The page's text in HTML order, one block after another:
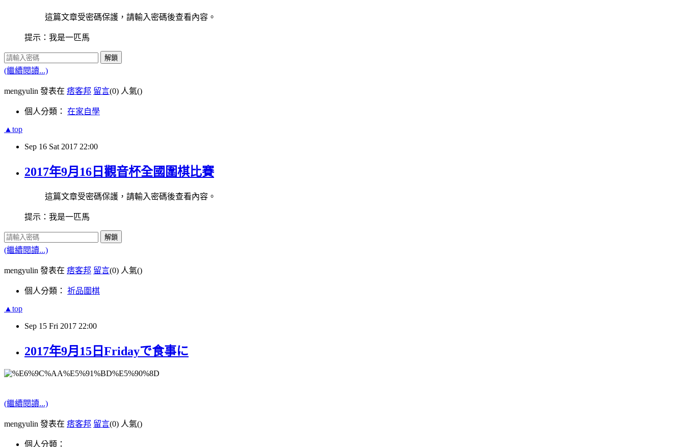
這篇文章受密碼保護，請輸入密碼後查看內容。
提示：我是一匹馬
解鎖
(繼續閱讀...)
mengyulin 發表在 痞客邦 留言(0) 人氣()
個人分類： 在家自學
▲top
Sep 16 Sat 2017 22:00
2017年9月16日觀音杯全國圍棋比賽
這篇文章受密碼保護，請輸入密碼後查看內容。
提示：我是一匹馬
解鎖
(繼續閱讀...)
mengyulin 發表在 痞客邦 留言(0) 人氣()
個人分類： 祈品圍棋
▲top
Sep 15 Fri 2017 22:00
2017年9月15日Fridayで食事に
(繼續閱讀...)
mengyulin 發表在 痞客邦 留言(0) 人氣()
個人分類：